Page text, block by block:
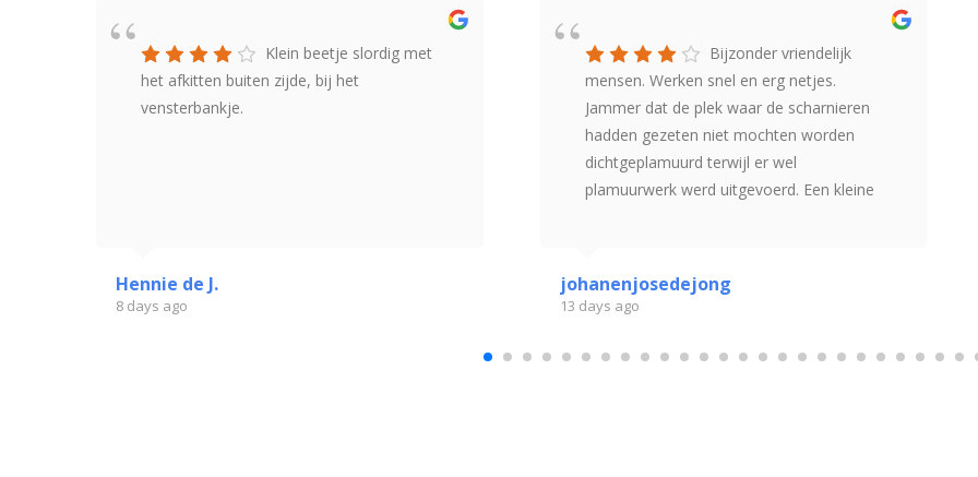
Klein beetje slordig met
het afkitten buiten zijde, bij het
vensterbankje.
Hennie de J.
8 days ago
Bijzonder vriendelijk
mensen. Werken snel en erg netjes.
Jammer dat de plek waar de scharnieren
hadden gezeten niet mochten worden
dichtgeplamuurd terwijl er wel
plamuurwerk werd uitgevoerd. Een kleine
johanenjosedejong
13 days ago